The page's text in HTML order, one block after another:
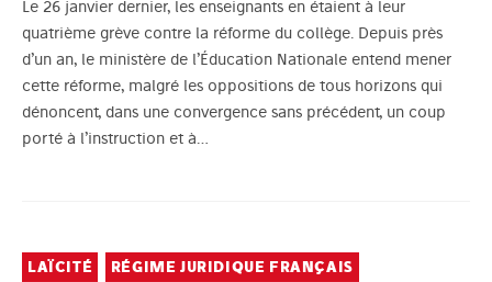
Le 26 janvier dernier, les enseignants en étaient à leur
quatrième grève contre la réforme du collège. Depuis près
d’un an, le ministère de l’Éducation Nationale entend mener
cette réforme, malgré les oppositions de tous horizons qui
dénoncent, dans une convergence sans précédent, un coup
porté à l’instruction et à…
LAÏCITÉ RÉGIME JURIDIQUE FRANÇAIS